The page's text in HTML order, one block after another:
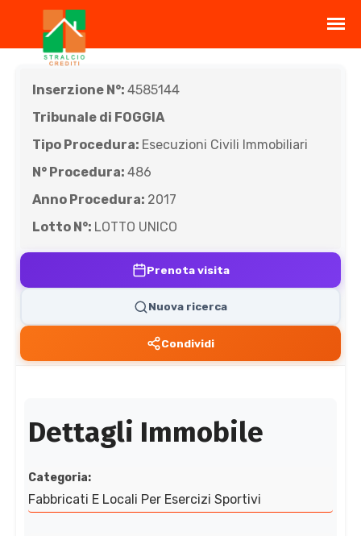
Inserzione N°: 4585144
Tribunale di FOGGIA
Tipo Procedura: Esecuzioni Civili Immobiliari
N° Procedura: 486
Anno Procedura: 2017
Lotto N°: LOTTO UNICO
Prenota visita
Nuova ricerca
Condividi
Dettagli Immobile
Categoria:
Fabbricati E Locali Per Esercizi Sportivi